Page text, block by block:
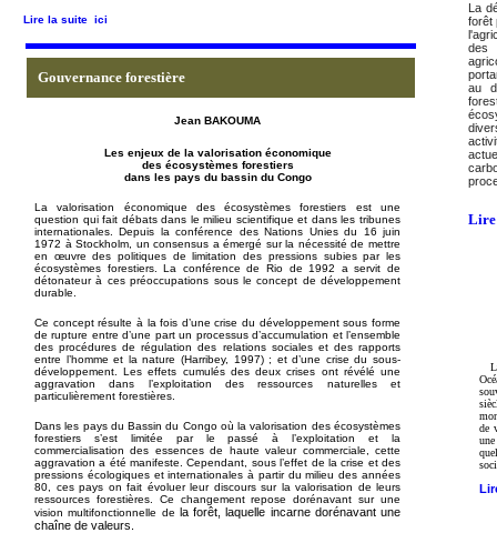
Lire la suite ici
Gouvernance forestière
Jean BAKOUMA
Les enjeux de la valorisation économique
des écosystèmes forestiers
dans les pays du bassin du Congo
La valorisation économique des écosystèmes forestiers est une
question qui fait débats dans le milieu scientifique et dans les tribunes
internationales. Depuis la conférence des Nations Unies du 16 juin
1972 à Stockholm, un consensus a émergé sur la nécessité de mettre
en œuvre des politiques de limitation des pressions subies par les
écosystèmes forestiers. La conférence de Rio de 1992 a servit de
détonateur à ces préoccupations sous le concept de développement
durable.
Ce concept résulte à la fois d’une crise du développement sous forme
de rupture entre d’une part un processus d’accumulation et l’ensemble
des procédures de régulation des relations sociales et des rapports
entre l’homme et la nature (Harribey, 1997) ; et d’une crise du sous-
développement. Les effets cumulés des deux crises ont révélé une
aggravation dans l’exploitation des ressources naturelles et
particulièrement forestières.
Dans les pays du Bassin du Congo où la valorisation des écosystèmes
forestiers s’est limitée par le passé à l’exploitation et la
commercialisation des essences de hautevaleur commerciale, cette
aggravation a été manifeste. Cependant, sous l’effet de la crise et des
pressions écologiques et internationales à partir du milieu des années
80, ces pays on fait évoluer leur discours sur la valorisation de leurs
ressources forestières. Ce changement repose dorénavant sur une
vision multifonctionnelle de la forêt, laquelle incarne dorénavant une
chaîne de valeurs.
La
forêt
des
au
Lire
de